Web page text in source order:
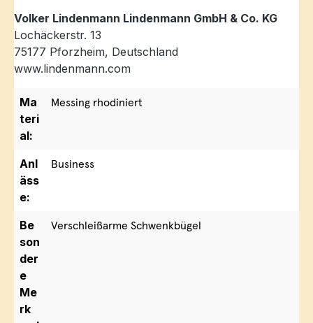
Volker Lindenmann Lindenmann GmbH & Co. KG
Lochäckerstr. 13
75177 Pforzheim, Deutschland
www.lindenmann.com
Ma
teri
al:
Messing rhodiniert
Anl
äss
e:
Business
Be
son
der
e
Me
rk
Verschleißarme Schwenkbügel